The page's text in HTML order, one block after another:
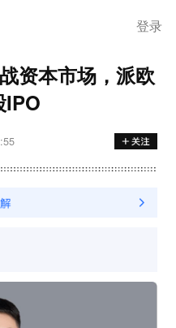
登录
资本市场，派欧
IPO